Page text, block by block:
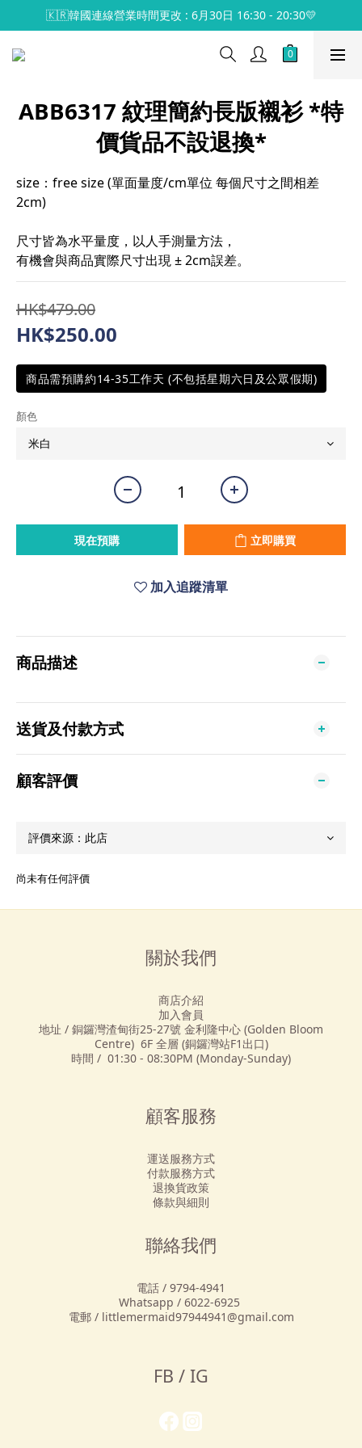
🇰🇷韓國連線營業時間更改 : 6月30日 16:30 - 20:30💛
ABB6317 紋理簡約長版襯衫 *特
價貨品不設退換*
size：free size (單面量度/cm單位 每個尺寸之間相差
2cm)
尺寸皆為水平量度，以人手測量方法，
有機會與商品實際尺寸出現 ± 2cm誤差。
HK$479.00
HK$250.00
商品需預購約14-35工作天 (不包括星期六日及公眾假期)
顏色
現在預購 立即購買
加入追蹤清單
商品描述
送貨及付款方式
顧客評價
尚未有任何評價
關於我們
商店介紹
加入會員
地址 / 銅鑼灣渣甸街25-27號 金利隆中心 (Golden Bloom
Centre) 6F 全層 (銅鑼灣站F1出口)
時間 / 01:30 - 08:30PM (Monday-Sunday)
顧客服務
運送服務方式
付款服務方式
退換貨政策
條款與細則
聯絡我們
電話 / 9794-4941
Whatsapp / 6022-6925
電郵 / littlemermaid97944941@gmail.com
FB / IG